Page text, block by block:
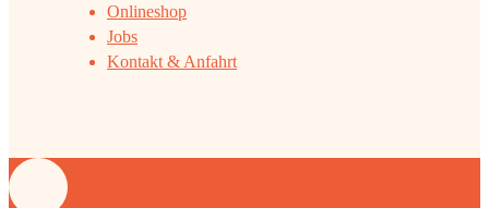
Onlineshop
Jobs
Kontakt & Anfahrt